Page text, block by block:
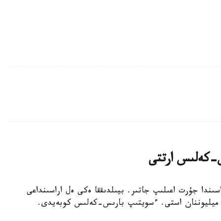
كەلىس ارتتى
جۇرت اعىلىپ جاتىر. بيىلدىققا ەكى ەل اراسىنداعى
كولىك جولدارى ارقىلى وتكەن جولاۋشى سانى 1 ميليوننان استى. ءسويتىپ بارىس-كەلىس كوبەيدى.